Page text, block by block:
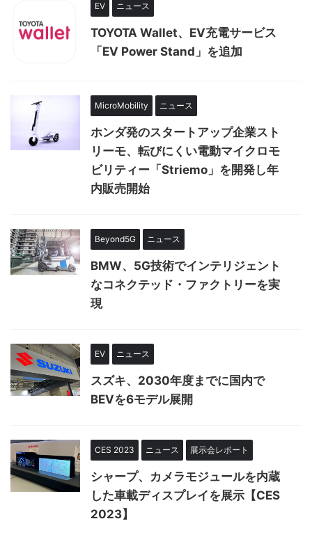
EV ニュース
TOYOTA Wallet、EV充電サービス
「EV Power Stand」を追加
MicroMobility ニュース
ホンダ発のスタートアップ企業スト
リーモ、転びにくい電動マイクロモ
ビリティー「Striemo」を開発し年
内販売開始
Beyond5G ニュース
BMW、5G技術でインテリジェント
なコネクテッド・ファクトリーを実
現
EV ニュース
スズキ、2030年度までに国内で
BEVを6モデル展開
CES 2023 ニュース 展示会レポート
シャープ、カメラモジュールを内蔵
した車載ディスプレイを展示【CES
2023】